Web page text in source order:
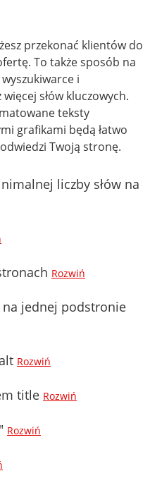
przekonać klientów do
To także sposób na
i
słów kluczowych.
teksty
grafikami będą łatwo
Twoją stronę.
liczby słów na
Rozwiń
na jednej podstronie
Rozwiń
title Rozwiń
Rozwiń